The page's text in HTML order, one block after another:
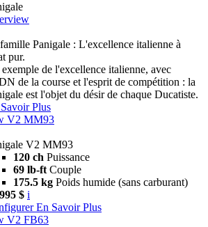
Panigale : L'excellence italienne à
pur.
de l'excellence italienne, avec
de la course et l'esprit de compétition : la
est l'objet du désir de chaque Ducatiste.
Plus
V2 MM93
V2 MM93
120 ch Puissance
69 lb-ft Couple
175.5 kg Poids humide (sans carburant)
$ i
En Savoir Plus
V2 FB63